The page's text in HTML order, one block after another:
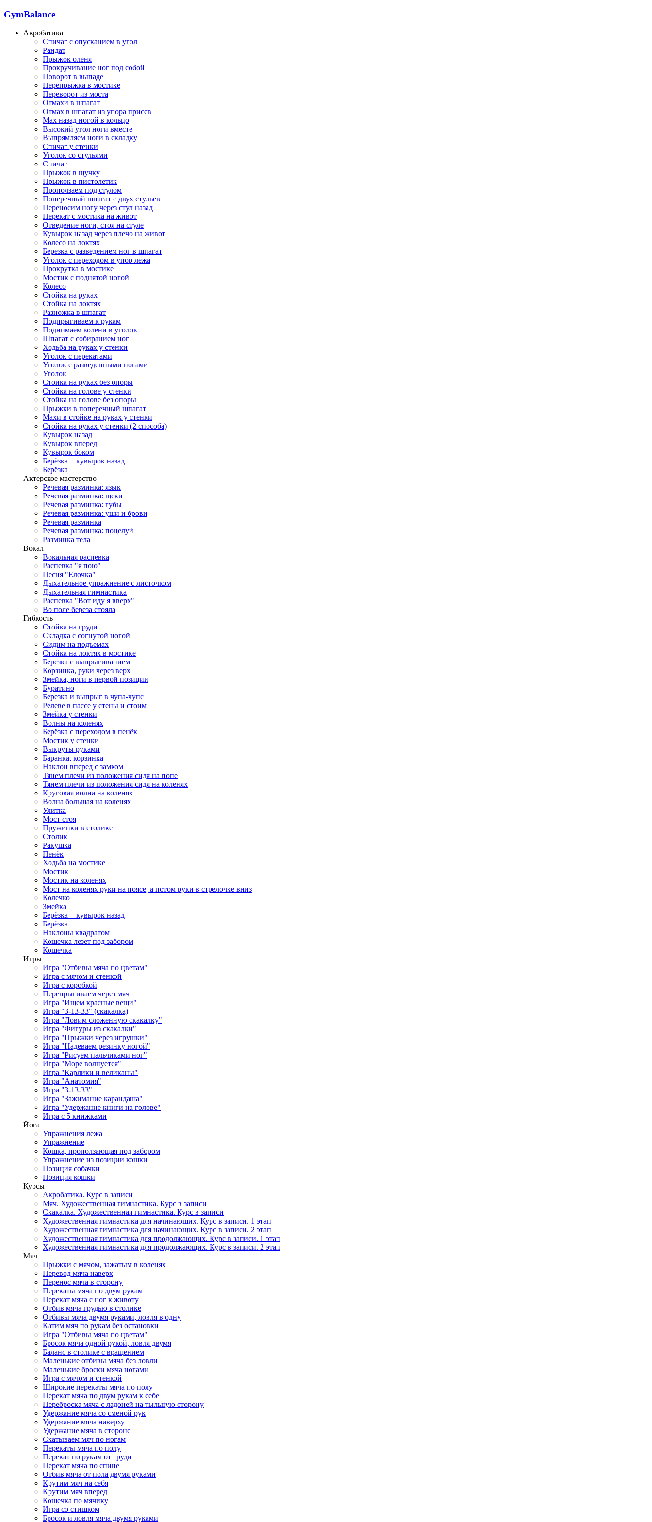
GymBalance
Акробатика
Спичаг с опусканием в угол
Рандат
Прыжок оленя
Прокручивание ног под собой
Поворот в выпаде
Перепрыжка в мостике
Переворот из моста
Отмахи в шпагат
Отмах в шпагат из упора присев
Мах назад ногой в кольцо
Высокий угол ноги вместе
Выпрямляем ноги в складку
Спичаг у стенки
Уголок со стульями
Спичаг
Прыжок в щучку
Прыжок в пистолетик
Проползаем под стулом
Поперечный шпагат с двух стульев
Переносим ногу через стул назад
Перекат с мостика на живот
Отведение ноги, стоя на стуле
Кувырок назад через плечо на живот
Колесо на локтях
Березка с разведением ног в шпагат
Уголок с переходом в упор лежа
Прокрутка в мостике
Мостик с поднятой ногой
Колесо
Стойка на руках
Стойка на локтях
Разножка в шпагат
Подпрыгиваем к рукам
Поднимаем колени в уголок
Шпагат с собиранием ног
Ходьба на руках у стенки
Уголок с перекатами
Уголок с разведенными ногами
Уголок
Стойка на руках без опоры
Стойка на голове у стенки
Стойка на голове без опоры
Прыжки в поперечный шпагат
Махи в стойке на руках у стенки
Стойка на руках у стенки (2 способа)
Кувырок назад
Кувырок вперед
Кувырок боком
Берёзка + кувырок назад
Берёзка
Актерское мастерство
Речевая разминка: язык
Речевая разминка: щеки
Речевая разминка: губы
Речевая разминка: уши и брови
Речевая разминка
Речевая разминка: поцелуй
Разминка тела
Вокал
Вокальная распевка
Распевка "я пою"
Песня "Елочка"
Дыхательное упражнение с листочком
Дыхательная гимнастика
Распевка "Вот иду я вверх"
Во поле береза стояла
Гибкость
Стойка на груди
Складка с согнутой ногой
Сидим на подъемах
Стойка на локтях в мостике
Березка с выпрыгиванием
Корзинка, руки через верх
Змейка, ноги в первой позиции
Буратино
Березка и выпрыг в чупа-чупс
Релеве в пассе у стены и стоим
Змейка у стенки
Волны на коленях
Берёзка с переходом в пенёк
Мостик у стенки
Выкруты руками
Баранка, корзинка
Наклон вперед с замком
Тянем плечи из положения сидя на попе
Тянем плечи из положения сидя на коленях
Круговая волна на коленях
Волна большая на коленях
Улитка
Мост стоя
Пружинки в столике
Столик
Ракушка
Пенёк
Ходьба на мостике
Мостик
Мостик на коленях
Мост на коленях руки на поясе, а потом руки в стрелочке вниз
Колечко
Змейка
Берёзка + кувырок назад
Берёзка
Наклоны квадратом
Кошечка лезет под забором
Кошечка
Игры
Игра "Отбивы мяча по цветам"
Игра с мячом и стенкой
Игра с коробкой
Перепрыгиваем через мяч
Игра "Ищем красные вещи"
Игра "3-13-33" (скакалка)
Игра "Ловим сложенную скакалку"
Игра "Фигуры из скакалки"
Игра "Прыжки через игрушки"
Игра "Надеваем резинку ногой"
Игра "Рисуем пальчиками ног"
Игра "Море волнуется"
Игра "Карлики и великаны"
Игра "Анатомия"
Игра "3-13-33"
Игра "Зажимание карандаша"
Игра "Удержание книги на голове"
Игра с 5 книжками
Йога
Упражнения лежа
Упражнение
Кошка, проползающая под забором
Упражнение из позиции кошки
Позиция собачки
Позиция кошки
Курсы
Акробатика. Курс в записи
Мяч. Художественная гимнастика. Курс в записи
Скакалка. Художественная гимнастика. Курс в записи
Художественная гимнастика для начинающих. Курс в записи. 1 этап
Художественная гимнастика для начинающих. Курс в записи. 2 этап
Художественная гимнастика для продолжающих. Курс в записи. 1 этап
Художественная гимнастика для продолжающих. Курс в записи. 2 этап
Мяч
Прыжки с мячом, зажатым в коленях
Перевод мяча наверх
Перенос мяча в сторону
Перекаты мяча по двум рукам
Перекат мяча с ног к животу
Отбив мяча грудью в столике
Отбивы мяча двумя руками, ловля в одну
Катим мяч по рукам без остановки
Игра "Отбивы мяча по цветам"
Бросок мяча одной рукой, ловля двумя
Баланс в столике с вращением
Маленькие отбивы мяча без ловли
Маленькие броски мяча ногами
Игра с мячом и стенкой
Широкие перекаты мяча по полу
Перекат мяча по двум рукам к себе
Переброска мяча с ладоней на тыльную сторону
Удержание мяча со сменой рук
Удержание мяча наверху
Удержание мяча в стороне
Скатываем мяч по ногам
Перекаты мяча по полу
Перекат по рукам от груди
Перекат мяча по спине
Отбив мяча от пола двумя руками
Крутим мяч на себя
Крутим мяч вперед
Кошечка по мячику
Игра со стишком
Бросок и ловля мяча двумя руками